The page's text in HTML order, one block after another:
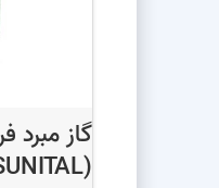
(SUNITAL)